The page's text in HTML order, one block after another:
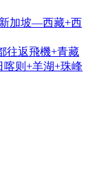
加坡—西藏+西
往返飛機+青藏
喀则+羊湖+珠峰